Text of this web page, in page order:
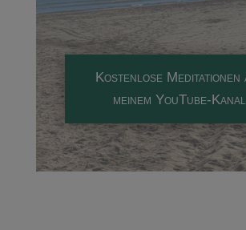
Kostenlose Meditationen
meinem YouTube-Kanal